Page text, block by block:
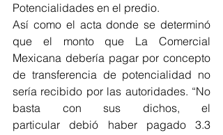
Potencialidades en el predio.
Así como el acta donde se determinó
que el monto que La Comercial
Mexicana debería pagar por concepto
de transferencia de potencialidad no
sería recibido por las autoridades. “No
basta con sus dichos, el
particular debió haber pagado 3.3